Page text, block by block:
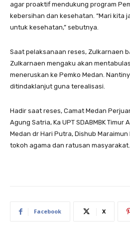
agar proaktif mendukung program
kebersihan dan kesehatan. “Mari kita
untuk kesehatan,” sebutnya.
Saat pelaksanaan reses, Zulkarnaen
Zulkarnaen mengaku akan
meneruskan ke Pemko Medan.
ditindaklanjut guna terealisasi.
Hadir saat reses, Camat Medan
Agung Satria, Ka UPT SDABMBK Timur
Medan dr Hari Putra, Dishub
tokoh agama dan ratusan masyarakat.
Facebook X